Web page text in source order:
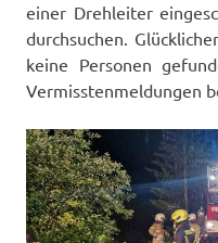
einer Drehleiter
durchsuchen.
keine Personen
Vermisstenmeldungen